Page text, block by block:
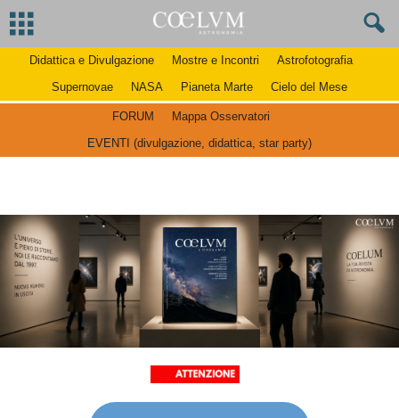
Didattica e Divulgazione Mostre e Incontri
Astrofotografia
Supernovae
NASA Pianeta Marte Cielo del Mese
FORUM
Mappa Osservatori
EVENTI (divulgazione, didattica, star party)